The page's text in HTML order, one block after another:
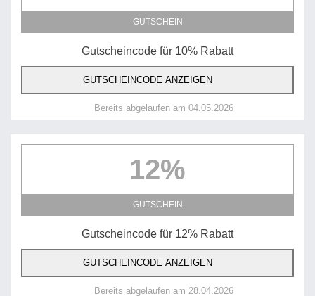
GUTSCHEIN
Gutscheincode für 10% Rabatt
GUTSCHEINCODE ANZEIGEN
Bereits abgelaufen am 04.05.2026
12%
GUTSCHEIN
Gutscheincode für 12% Rabatt
GUTSCHEINCODE ANZEIGEN
Bereits abgelaufen am 28.04.2026